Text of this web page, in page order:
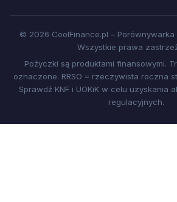
© 2026 CoolFinance.pl –
Wszystkie prawa
Pożyczki są produktami finansowymi.
oznaczone. RRSO = rzeczywista roczna
Sprawdź KNF i UOKiK w celu uzyskania
regulacyjnych.